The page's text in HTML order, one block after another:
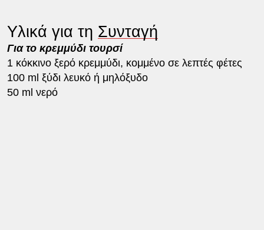
Υλικά για τη Συνταγή
Για το κρεμμύδι τουρσί
1 κόκκινο ξερό κρεμμύδι, κομμένο σε λεπτές φέτες
100 ml ξύδι λευκό ή μηλόξυδο
50 ml νερό